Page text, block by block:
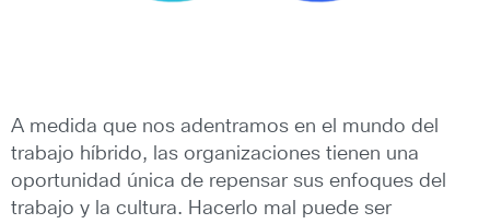
A medida que nos adentramos en el mundo del
trabajo híbrido, las organizaciones tienen una
oportunidad única de repensar sus enfoques del
trabajo y la cultura. Hacerlo mal puede ser